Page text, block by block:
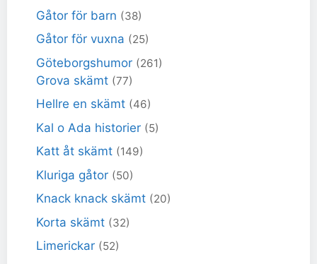
Gåtor för barn (38)
Gåtor för vuxna (25)
Göteborgshumor (261)
Grova skämt (77)
Hellre en skämt (46)
Kal o Ada historier (5)
Katt åt skämt (149)
Kluriga gåtor (50)
Knack knack skämt (20)
Korta skämt (32)
Limerickar (52)